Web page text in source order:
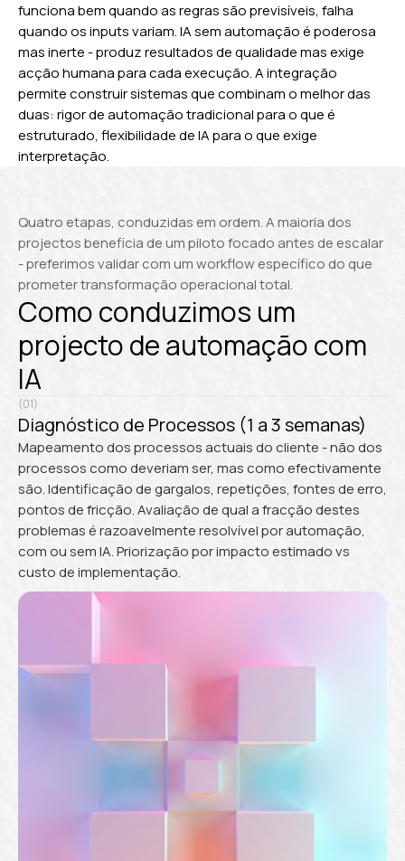
funciona bem quando as regras são previsíveis, falha
quando os inputs variam. IA sem automação é poderosa
mas inerte - produz resultados de qualidade mas exige
acção humana para cada execução. A integração
permite construir sistemas que combinam o melhor das
duas: rigor de automação tradicional para o que é
estruturado, flexibilidade de IA para o que exige
interpretação.
Quatro etapas, conduzidas em ordem. A maioria dos
projectos beneficia de um piloto focado antes de escalar
- preferimos validar com um workflow específico do que
prometer transformação operacional total.
Como conduzimos um
projecto de automação com
IA
(01)
Diagnóstico de Processos (1 a 3 semanas)
Mapeamento dos processos actuais do cliente - não dos
processos como deveriam ser, mas como efectivamente
são. Identificação de gargalos, repetições, fontes de erro,
pontos de fricção. Avaliação de qual a fracção destes
problemas é razoavelmente resolvível por automação,
com ou sem IA. Priorização por impacto estimado vs
custo de implementação.